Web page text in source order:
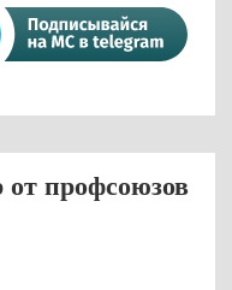
профсоюзов